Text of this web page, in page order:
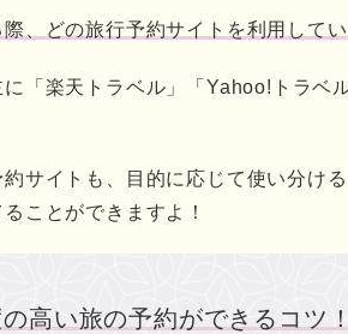
、どの旅行予約サイトを利用してい
「楽天トラベル」「Yahoo!トラベ
サイトも、目的に応じて使い分け
ことができますよ！
高い旅の予約ができるコツ